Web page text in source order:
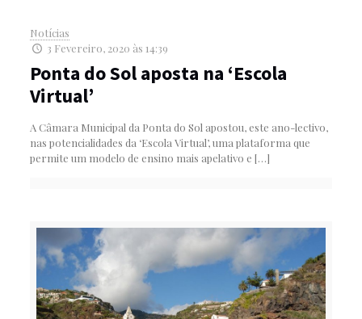
Notícias
3 Fevereiro, 2020 às 14:39
Ponta do Sol aposta na ‘Escola
Virtual’
A Câmara Municipal da Ponta do Sol apostou, este ano-lectivo,
nas potencialidades da ‘Escola Virtual’, uma plataforma que
permite um modelo de ensino mais apelativo e […]